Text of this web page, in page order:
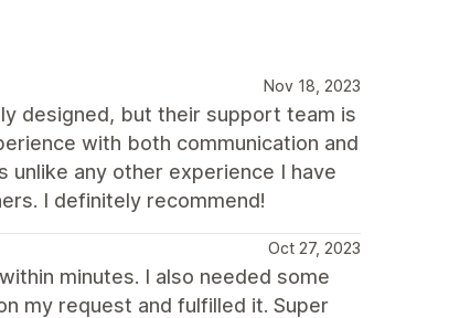
Nov 18, 2023
designed, but their support team is
with both communication and
any other experience I have
I definitely recommend!
Oct 27, 2023
minutes. I also needed some
my request and fulfilled it. Super